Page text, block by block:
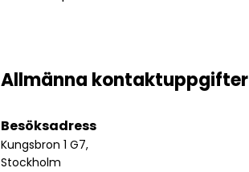
Allmänna kontaktuppgifter
Besöksadress
Kungsbron 1 G7,
Stockholm